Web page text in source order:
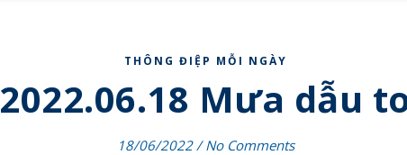
THÔNG ĐIỆP MỖI NGÀY
2022.06.18 Mưa dẫu
18/06/2022 / No Comments